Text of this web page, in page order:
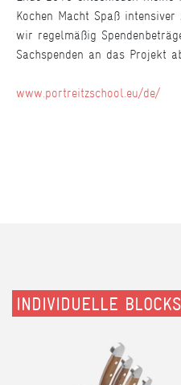
Kochen Macht Spaß
wir regelmäßig
Sachspenden an das Projekt
www.portreitzschool.eu/de/
INDIVIDUELLE